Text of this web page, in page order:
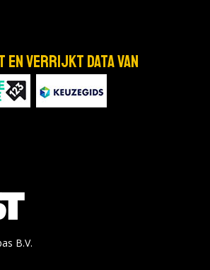
en verrijkt data van
B.V.